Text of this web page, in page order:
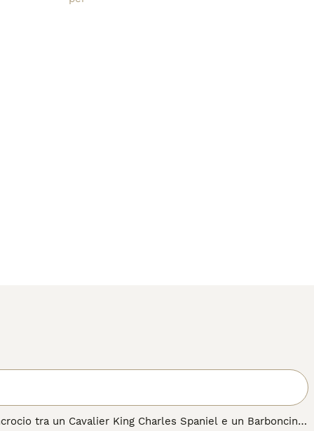
tra un Cavalier King Charles Spaniel e un Barboncino